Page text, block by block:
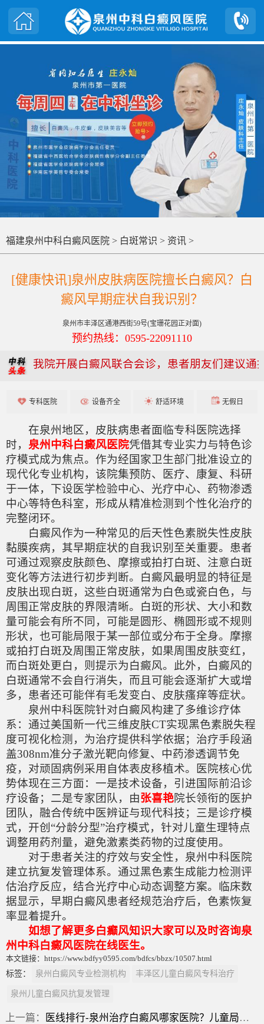
福建泉州中科白癜风医院 > 白斑常识 > 资讯 >
[健康快讯]泉州皮肤病医院擅长白癜风？白
癜风早期症状自我识别？
泉州市丰泽区通港西街59号(宝珊花园正对面)
预约热线：0595-22091110
我院开展白癜风联合会诊，患者朋友们建议通
专科医院 设备齐全 舒适环境 无假日
在泉州地区，皮肤病患者面临专科医院选择
时， 泉州中科白癜风医院凭借其专业实力与特色诊
疗模式成为焦点。作为经国家卫生部门批准设立的
现代化专业机构，该院集预防、医疗、康复、科研
于一体，下设医学检验中心、光疗中心、药物渗透
中心等特色科室，形成从精准检测到个性化治疗的
完整闭环。
白癜风作为一种常见的后天性色素脱失性皮肤
黏膜疾病，其早期症状的自我识别至关重要。患者
可通过观察皮肤颜色、摩擦或拍打白斑、注意白斑
变化等方法进行初步判断。白癜风最明显的特征是
皮肤出现白斑，这些白斑通常为白色或瓷白色，与
周围正常皮肤的界限清晰。白斑的形状、大小和数
量可能会有所不同，可能是圆形、椭圆形或不规则
形状，也可能局限于某一部位或分布于全身。摩擦
或拍打白斑及周围正常皮肤，如果周围皮肤变红，
而白斑处更白，则提示为白癜风。此外，白癜风的
白斑通常不会自行消失，而且可能会逐渐扩大或增
多，患者还可能伴有毛发变白、皮肤瘙痒等症状。
泉州中科医院针对白癜风构建了多维诊疗体
系：通过美国新一代三维皮肤CT实现黑色素脱失程
度可视化检测，为治疗提供科学依据；治疗手段涵
盖308nm准分子激光靶向修复、中药渗透调节免
疫，对顽固病例采用自体表皮移植术。医院核心优
势体现在三方面：一是技术设备，引进国际前沿诊
疗设备；二是专家团队，由张喜艳院长领衔的医护
团队，融合传统中医辨证与现代科技；三是诊疗模
式，开创“分龄分型”治疗模式，针对儿童生理特点
调整用药剂量，避免激素类药物的过度使用。
对于患者关注的疗效与安全性，泉州中科医院
建立抗复发管理体系。通过黑色素生成能力检测评
估治疗反应，结合光疗中心动态调整方案。临床数
据显示，早期白癜风患者经规范治疗后，色素恢复
率显着提升。
如想了解更多白癫风知识大家可以及时咨询泉
州中科白癜风医院在线医生。
本文链接：https://www.bdfyy0595.com/bdfcs/bbzx/10507.html
标签：
泉州白癜风专业检测机构 丰泽区儿童白癜风专科治疗
泉州儿童白癜风抗复发管理
上一篇：
医线排行-泉州治疗白癜风哪家医院？儿童局限性白癜风症状？